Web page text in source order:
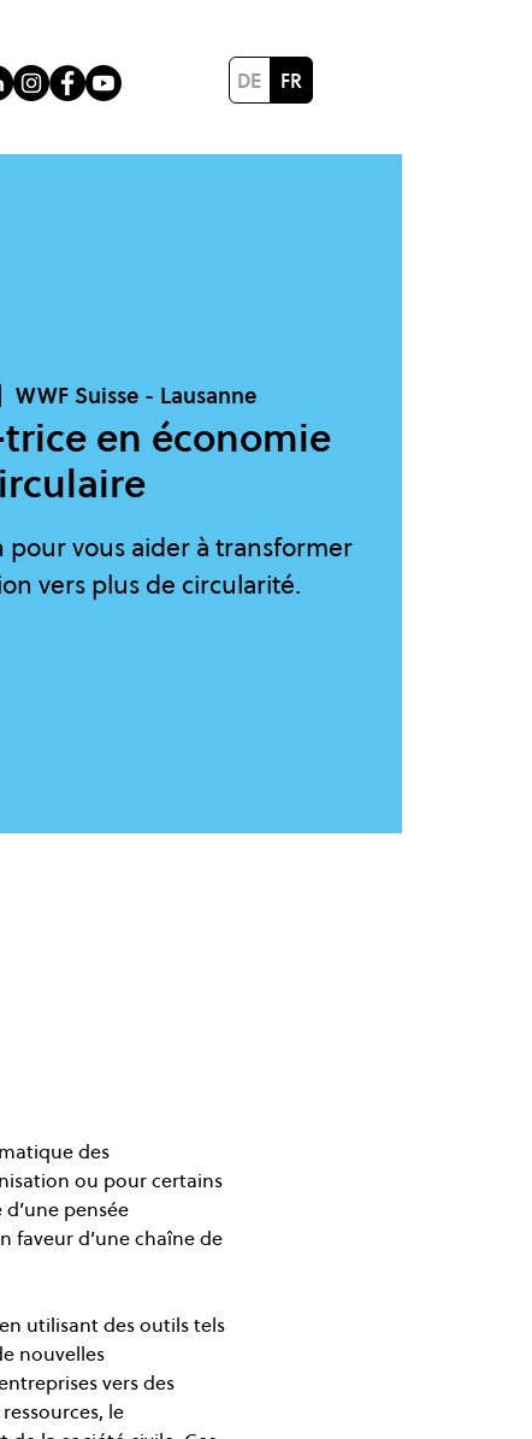
DE FR
WWF Suisse - Lausanne
en économie
vous aider à transformer
vers plus de circularité.
des
ou pour certains
pensée
faveur d’une chaîne de
utilisant des outils tels
nouvelles
vers des
le